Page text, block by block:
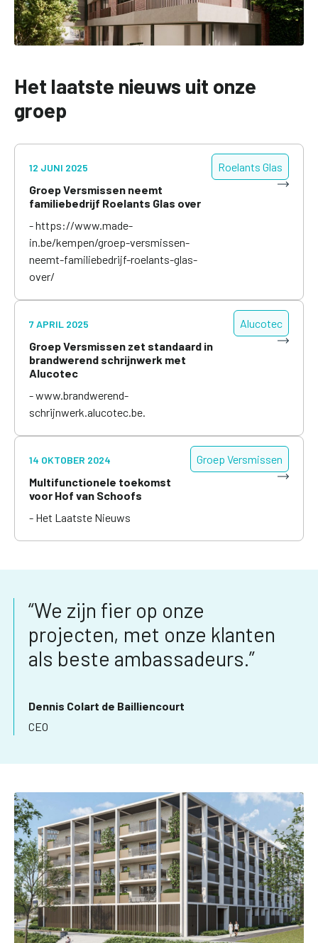
Het laatste nieuws uit onze
groep
12 JUNI 2025
Groep Versmissen neemt
familiebedrijf Roelants Glas over
- https://www.made-
in.be/kempen/groep-versmissen-
neemt-familiebedrijf-roelants-glas-
over/
Roelants Glas
7 APRIL 2025
Groep Versmissen zet standaard in
brandwerend schrijnwerk met
Alucotec
- www.brandwerend-
schrijnwerk.alucotec.be.
Alucotec
14 OKTOBER 2024
Multifunctionele toekomst
voor Hof van Schoofs
- Het Laatste Nieuws
Groep Versmissen
“We zijn fier op onze
projecten, met onze klanten
als beste ambassadeurs.”
Dennis Colart de Bailliencourt
CEO